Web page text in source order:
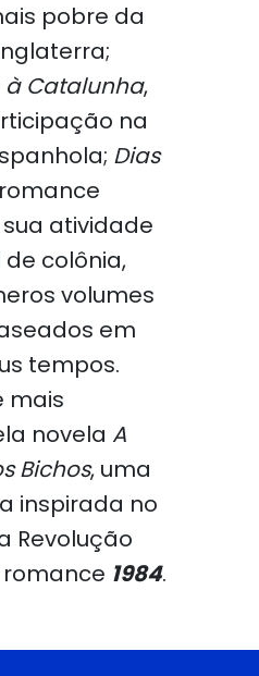
pobre da
Catalunha,
na
Dias
atividade
colônia,
volumes
em
tempos.
mais
novela A
Bichos, uma
inspirada no
Revolução
romance 1984.